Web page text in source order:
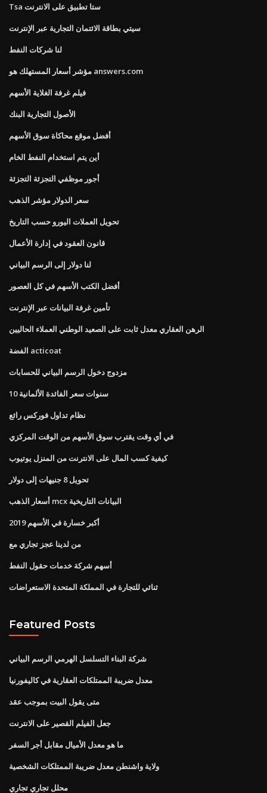
Tsa ستا تطبيق على الانترنت
سيتي بطاقة الائتمان التجارية عبر الإنترنت
لنا شركات النفط
مؤشر أسعار المستهلك هو answers.com
فيلم غرفة الغلاية الأسهم
الأصول التجارية البنك
أفضل موقع محاكاة سوق الأسهم
أين يتم استخدام النفط الخام
أجور موظفي التجزئة التجزئة
سعر الدولار مؤشر الذهب
تحويل العملات اليورو حسب التاريخ
قانون العقود في إدارة الأعمال
لنا دولار إلى الرسم البياني
أفضل الكتب الأسهم في كل العصور
تأمين غرفة البيانات عبر الإنترنت
الرهن العقاري معدل ثابت على الصعيد الوطني العملاء الحاليين
الفضة acticoat
مزدوج دخول الرسم البياني للحسابات
10 سنوات سعر الفائدة الألمانية
نظام تداول فوركس رائع
في أي وقت يقترب سوق الأسهم من الوقت المركزي
كيفية كسب المال على الانترنت من المنزل يوتيوب
تحويل 8 جنيهات إلى دولار
أسعار الذهب mcx البيانات التاريخية
أكبر خسارة في الأسهم 2019
من لدينا عجز تجاري مع
أسهم شركة خدمات حقول النفط
ثنائي للتجارة في المملكة المتحدة الاستعراضات
Featured Posts
شركة البناء التسلسل الهرمي الرسم البياني
معدل ضريبة الممتلكات العقارية في كاليفورنيا
متى يقول البيت بموجب عقد
جعل الفيلم القصير على الانترنت
ما هو معدل الأميال مقابل أجر السفر
ولاية واشنطن معدل ضريبة الممتلكات الشخصية
محلل تجاري تجاري